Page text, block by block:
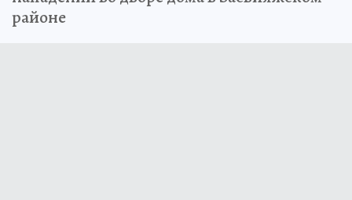
районе